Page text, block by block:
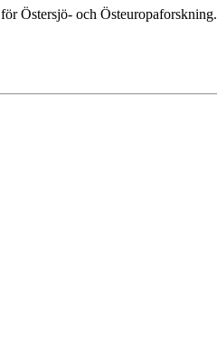
Östersjö- och Östeuropaforskning.